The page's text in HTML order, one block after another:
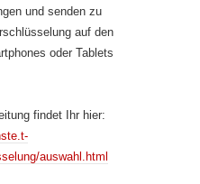
und senden zu
auf den
oder Tablets
findet Ihr hier:
auswahl.html